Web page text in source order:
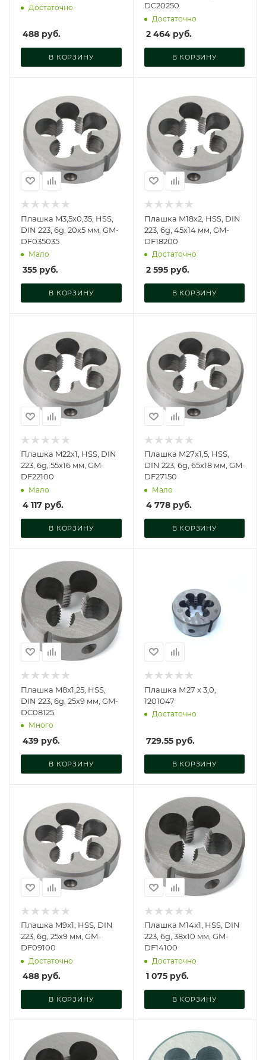
Достаточно
488 руб.
В КОРЗИНУ
DC20250
Достаточно
2 464руб.
В КОРЗИНУ
Плашка M3,5x0,35, HSS,
DIN 223, 6g, 20х5 мм, GM-
DF035035
Мало
355 руб.
В КОРЗИНУ
Плашка M18x2, HSS, DIN
223, 6g, 45х14 мм, GM-
DF18200
Достаточно
2 595руб.
В КОРЗИНУ
Плашка M22x1, HSS, DIN
223, 6g, 55х16 мм, GM-
DF22100
Мало
4 117 руб.
В КОРЗИНУ
Плашка M27x1,5, HSS,
DIN 223, 6g, 65х18 мм, GM-
DF27150
Мало
4 778руб.
В КОРЗИНУ
Плашка M8x1,25, HSS,
DIN 223, 6g, 25x9 мм, GM-
DC08125
Много
439 руб.
В КОРЗИНУ
Плашка М27 х 3,0,
1201047
Достаточно
729.55руб.
В КОРЗИНУ
Плашка M9x1, HSS, DIN
223, 6g, 25х9 мм, GM-
DF09100
Достаточно
488 руб.
В КОРЗИНУ
Плашка M14x1, HSS, DIN
223, 6g, 38х10 мм, GM-
DF14100
Достаточно
1 075руб.
В КОРЗИНУ